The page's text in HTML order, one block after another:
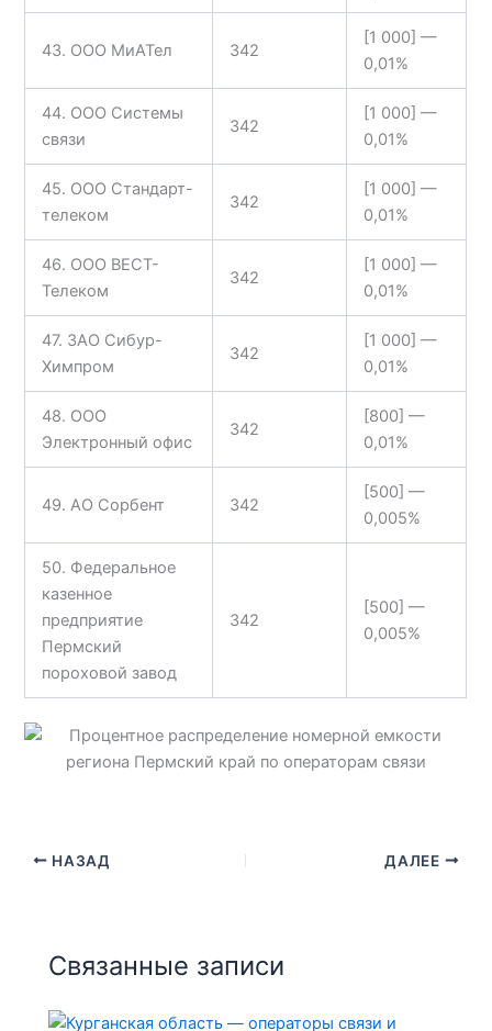
43. ООО МиАТел 342
[1 000] —
0,01%
44. ООО Системы
связи
342
[1 000] —
0,01%
45. ООО Стандарт-
телеком
342
[1 000] —
0,01%
46. ООО ВЕСТ-
Телеком
342
[1 000] —
0,01%
47. ЗАО Сибур-
Химпром
342
[1 000] —
0,01%
48. ООО
Электронный офис
342
[800] —
0,01%
49. АО Сорбент 342
[500] —
0,005%
50. Федеральное
казенное
предприятие
Пермский
пороховой завод
342
[500] —
0,005%
НАЗАД ДАЛЕЕ
Связанные записи